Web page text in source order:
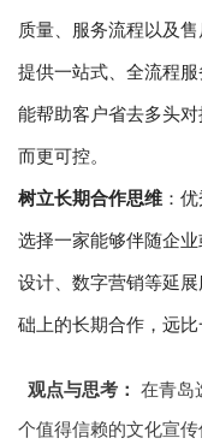
质量、服务流程以及
提供一站式、全流程
能帮助客户省去多头
而更可控。
树立长期合作思维 ：
选择一家能够伴随企
设计、数字营销等延
础上的长期合作，远比
观点与思考： 在青岛
个值得信赖的文化宣